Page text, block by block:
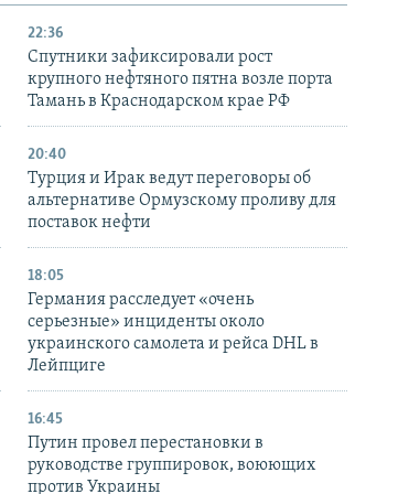
22:36
Спутники зафиксировали рост
крупного нефтяного пятна возле порта
Тамань в Краснодарском крае РФ
20:40
Турция и Ирак ведут переговоры об
альтернативе Ормузскому проливу для
поставок нефти
18:05
Германия расследует «очень
серьезные» инциденты около
украинского самолета и рейса DHL в
Лейпциге
16:45
Путин провел перестановки в
руководстве группировок, воюющих
против Украины